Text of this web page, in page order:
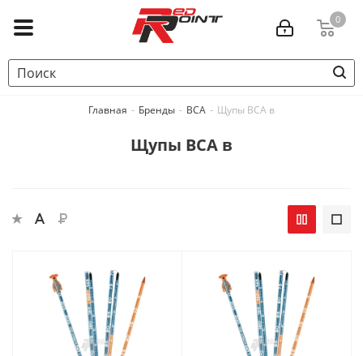
0
Главная - Бренды - BCA - Щупы BCA в
Щупы BCA в